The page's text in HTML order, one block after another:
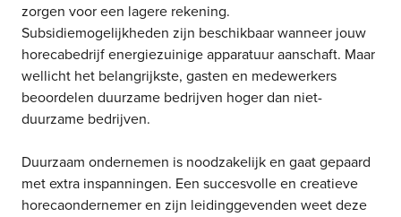
zorgen voor een lagere rekening.
Subsidiemogelijkheden zijn beschikbaar wanneer jouw
horecabedrijf energiezuinige apparatuur aanschaft. Maar
wellicht het belangrijkste, gasten en medewerkers
beoordelen duurzame bedrijven hoger dan niet-
duurzame bedrijven.
Duurzaam ondernemen is noodzakelijk en gaat gepaard
met extra inspanningen. Een succesvolle en creatieve
horecaondernemer en zijn leidinggevenden weet deze